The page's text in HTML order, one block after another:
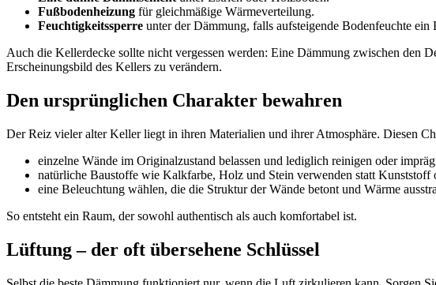
Fußbodenheizung für gleichmäßige Wärmeverteilung.
Feuchtigkeitssperre unter der Dämmung, falls aufsteigende Bodenfeuchte ein
Auch die Kellerdecke sollte nicht vergessen werden: Eine Dämmung zwischen den
Erscheinungsbild des Kellers zu verändern.
Den ursprünglichen Charakter bewahren
Der Reiz vieler alter Keller liegt in ihren Materialien und ihrer Atmosphäre. Diesen
einzelne Wände im Originalzustand belassen und lediglich reinigen oder
natürliche Baustoffe wie Kalkfarbe, Holz und Stein verwenden statt Kunststoff
eine Beleuchtung wählen, die die Struktur der Wände betont und Wärme
So entsteht ein Raum, der sowohl authentisch als auch komfortabel ist.
Lüftung – der oft übersehene Schlüssel